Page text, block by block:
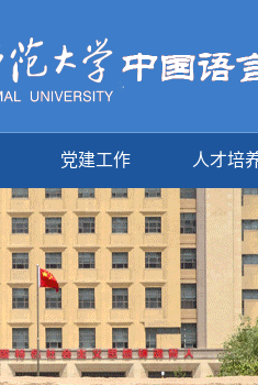
党建工作 人才培